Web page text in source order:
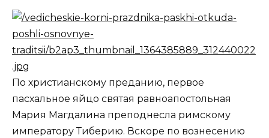
По христианскому преданию, первое
пасхальное яйцо святая равноапостольная
Мария Магдалина преподнесла римскому
императору Тиберию. Вскоре по вознесению